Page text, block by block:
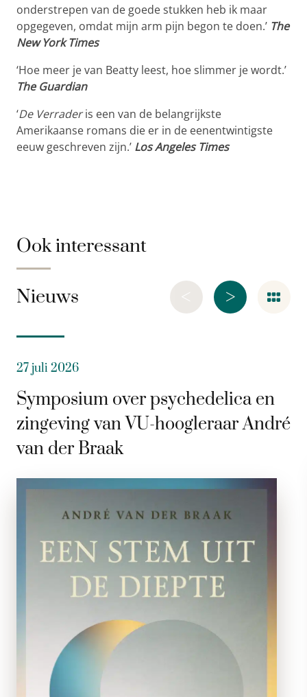
onderstrepen van de goede stukken heb ik maar
opgegeven, omdat mijn arm pijn begon te doen.’ The
New York Times
‘Hoe meer je van Beatty leest, hoe slimmer je wordt.’
The Guardian
‘De Verraderis een van de belangrijkste
Amerikaanse romans die er in de eenentwintigste
eeuw geschreven zijn.’ Los Angeles Times
Ook interessant
Nieuws >
<
27 juli 2026
Symposium over psychedelica en
zingeving van VU-hoogleraar André
van der Braak